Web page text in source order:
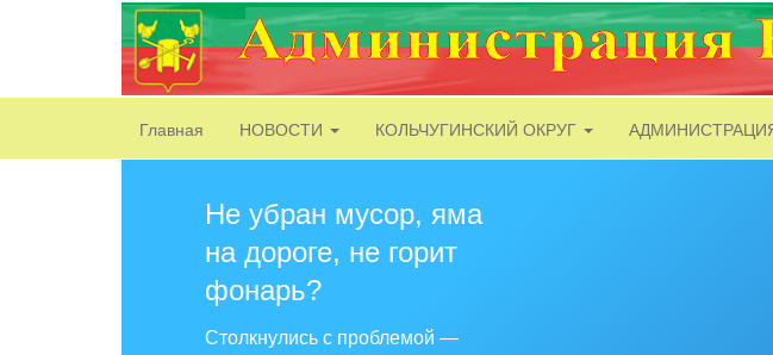
Главная НОВОСТИ КОЛЬЧУГИНСКИЙ ОКРУГ
Не убран мусор, яма
на дороге, не горит
фонарь?
Столкнулись с проблемой —